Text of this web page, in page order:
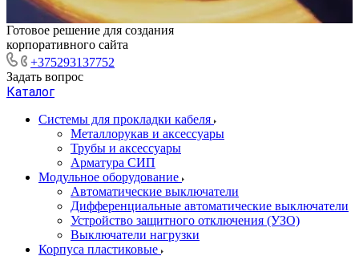
Готовое решение для создания
корпоративного сайта
+375293137752
Задать вопрос
Каталог
Системы для прокладки кабеля
Металлорукав и аксессуары
Трубы и аксессуары
Арматура СИП
Модульное оборудование
Автоматические выключатели
Дифференциальные автоматические выключатели
Устройство защитного отключения (УЗО)
Выключатели нагрузки
Корпуса пластиковые